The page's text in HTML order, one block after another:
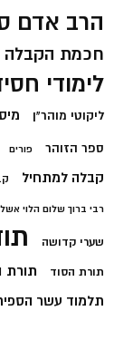
הרב אדם
חכמת הקבלה
לימודי
ליקוטי מוהר"ן
ספר הזוהר פורים
קבלה למתחיל
רבי ברוך שלום הלוי
שערי קדושה
תורת הסוד תורת
תלמוד עשר